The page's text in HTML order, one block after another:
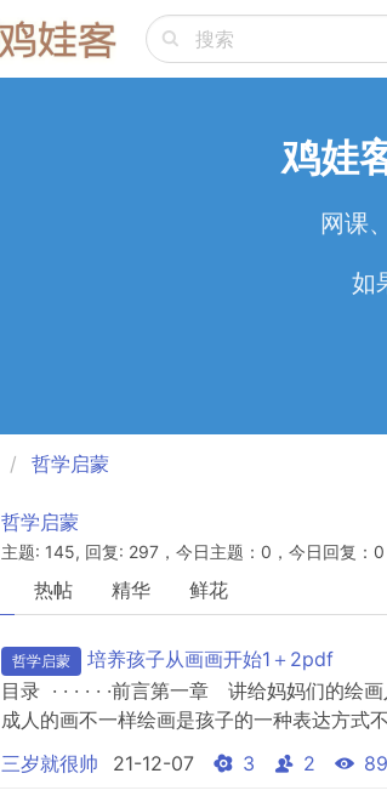
鸡娃
网课
如
哲学启蒙
哲学启蒙
主题: 145, 回复: 297，今日主题：0，今日回复：0
热帖 精华 鲜花
哲学启蒙
培养孩子从画画开始1＋2pdf
目录 · · · · · ·前言第一章 讲给妈妈们的
成人的画不一样绘画是孩子的一种表达方式
像？绘画也会长蛀牙？为什么非要教孩子画
能画起来已经教了形象怎么办？讲座三 你
三岁就很帅 21-12-07 3 2